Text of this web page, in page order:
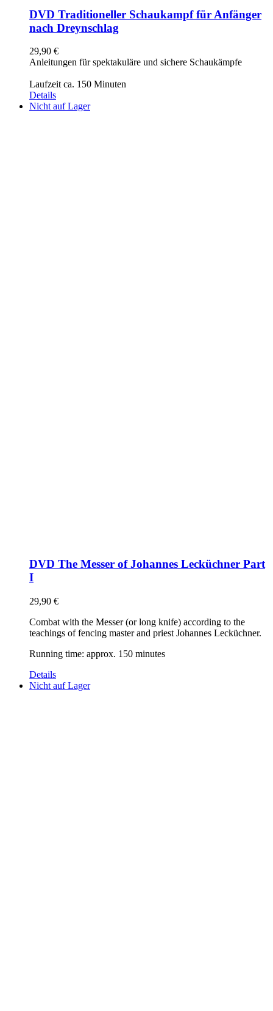
DVD Traditioneller Schaukampf für Anfänger
nach Dreynschlag
29,90 €
Anleitungen für spektakuläre und sichere Schaukämpfe
Laufzeit ca. 150 Minuten
Details
Nicht auf Lager
DVD The Messer of Johannes Lecküchner Part
I
29,90 €
Combat with the Messer (or long knife) according to the
teachings of fencing master and priest Johannes Lecküchner.
Running time: approx. 150 minutes
Details
Nicht auf Lager